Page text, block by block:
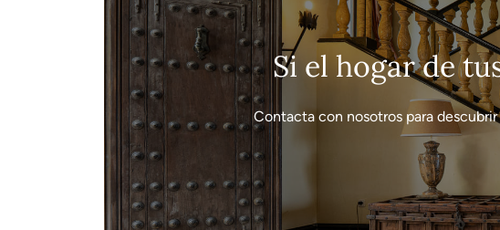
Si el hogar de
Contacta con nosotros para